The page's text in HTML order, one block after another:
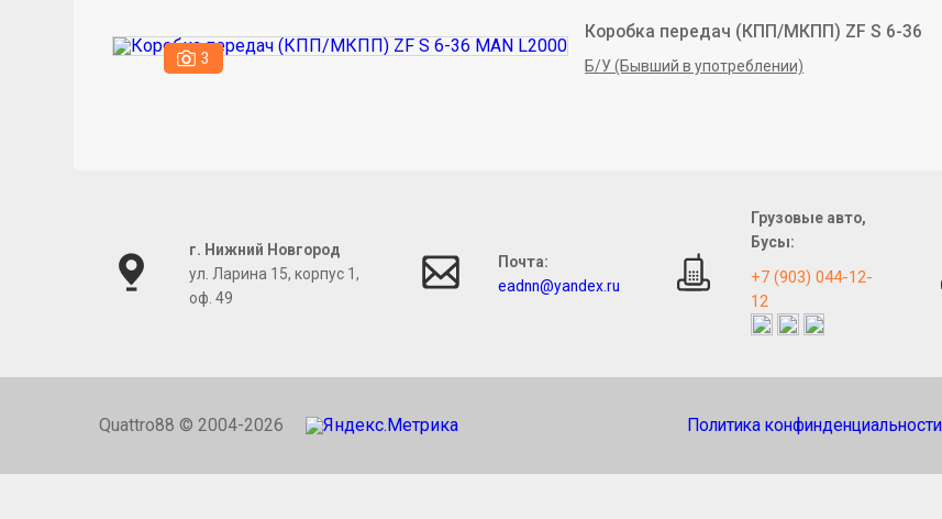
3
Коробка передач (КПП/МКПП) ZF S 6-36
Б/У (Бывший в употреблении)
г. Нижний Новгород
ул. Ларина 15, корпус 1,
оф. 49
Почта:
eadnn@yandex.ru
Грузовые авто,
Бусы:
+7 (903) 044-12-
12
Quattro88 © 2004-2026 Политика конфинденциальности